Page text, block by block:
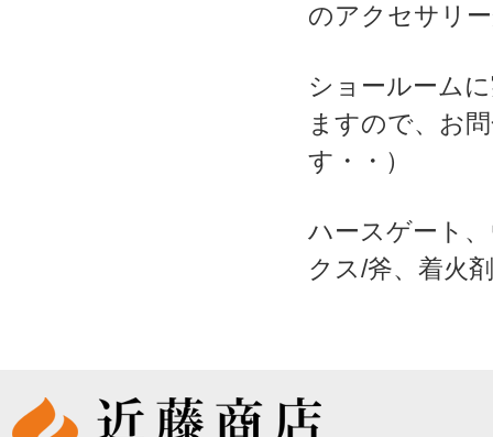
のアクセサリ
ショールーム
ますので、お
す・・）
ハースゲート
クス/斧、着火